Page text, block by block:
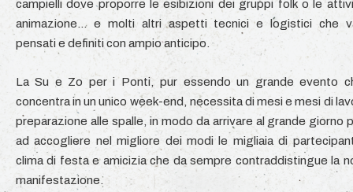
campielli dove proporre le esibizioni dei gruppi folk o le
animazione… e molti altri aspetti tecnici e logistici che
pensati e definiti con ampio anticipo.
La Su e Zo per i Ponti, pur essendo un grande evento
concentra in un unico week-end, necessita di mesi e mesi di
preparazione alle spalle, in modo da arrivare al grande giorno
ad accogliere nel migliore dei modi le migliaia di
clima di festa e amicizia che da sempre contraddistingue la
manifestazione.